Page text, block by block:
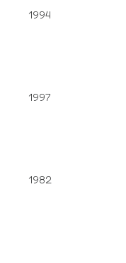
1994
1997
1982